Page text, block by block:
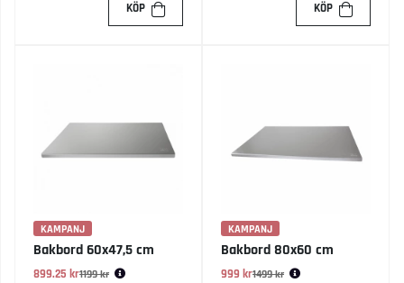
KÖP KÖP
KAMPANJ
Bakbord 60x47,5 cm
899.25 kr
Ordinarie pris:
1199 kr
KAMPANJ
Bakbord 80x60 cm
999 kr
Ordinarie pris:
1499 kr